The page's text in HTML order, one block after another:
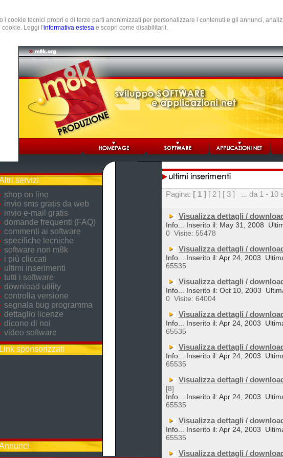
i cookie tecnici propri e di terze parti anonimizzati per personalizzare i contenuti e gli annunci,
cookie. Leggi l'informativa estesa e scopri come disabilitarli.
servizi
shop on line
invio sms gratis da web
invio e-mail gratis
domande frequenti (FAQ)
commenti ai software
specifiche tecniche
software non m8k
i più cliccati
ultimi inserimenti
tutti i software
download utility
controlla versione
segnala bug programma
dettaglio licenze
dicono di noi
video software
sponsorizzati
Pagina: [ 1 ] [ 2 ] [ 3 ] ... da 1 - 10
Visualizza dettagli /
Info... Inserito il: May 31, 2008
0 Visite: 55478
Visualizza dettagli /
Info... Inserito il: Apr 24, 2003
65535
Visualizza dettagli /
Info... Inserito il: Oct 10, 2003
0 Visite: 64004
Visualizza dettagli /
Info... Inserito il: Apr 24, 2003
65535
Visualizza dettagli /
Info... Inserito il: Apr 24, 2003
65535
Visualizza dettagli /
[8]
Info... Inserito il: Apr 24, 2003
65535
Visualizza dettagli /
Info... Inserito il: Apr 24, 2003
65535
Visualizza dettagli /